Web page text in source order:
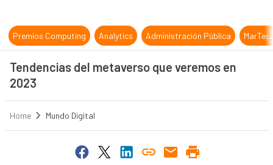
Premios Computing Analytics Administración Pública
Tendencias del metaverso que veremos en
2023
Home Mundo Digital